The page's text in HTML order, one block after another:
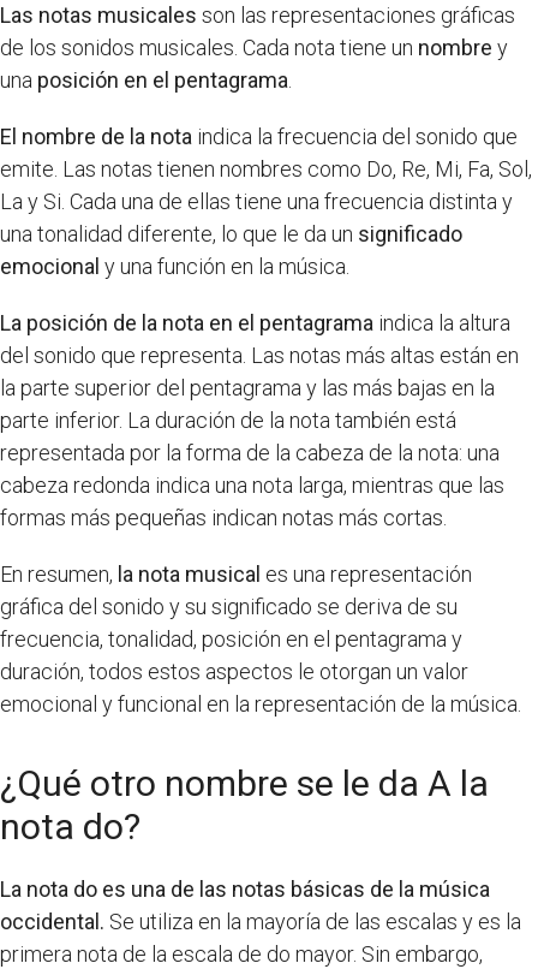
Las notas musicales son las representaciones gráficas
de los sonidos musicales. Cada nota tiene un nombre y
una posición en el pentagrama
El nombre de la nota indica la frecuencia del sonido que
emite. Las notas tienen nombres como Do, Re, Mi, Fa, Sol,
La y Si. Cada una de ellas tiene una frecuencia distinta y
una tonalidad diferente, lo que le da un significado
emocional y una función en la música.
La posición de la nota en el pentagrama indica la altura
del sonido que representa. Las notas más altas están en
la parte superior del pentagrama y las más bajas en la
parte inferior. La duración de la nota también está
representada por la forma de la cabeza de la nota: una
cabeza redonda indica una nota larga, mientras que las
formas más pequeñas indican notas más cortas.
En resumen, la nota musical es una representación
gráfica del sonido y su significado se deriva de su
frecuencia, tonalidad, posición en el pentagrama y
duración, todos estos aspectos le otorgan un valor
emocional y funcional en la representación de la música.
¿Qué otro nombre se le da A la
nota do?
La nota do es una de las notas básicas de la música
occidental. Se utiliza en la mayoría de las escalas y es la
primera nota de la escala de do mayor. Sin embargo,